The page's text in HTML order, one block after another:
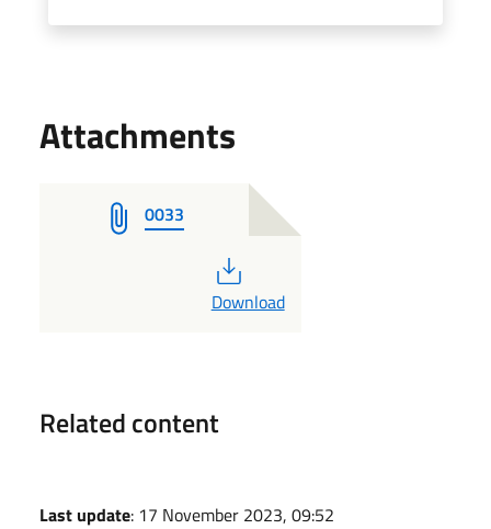
Attachments
0033
PDF
Download
Related content
Last update: 17 November 2023, 09:52